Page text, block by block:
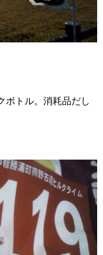
ボトル。消耗品だし